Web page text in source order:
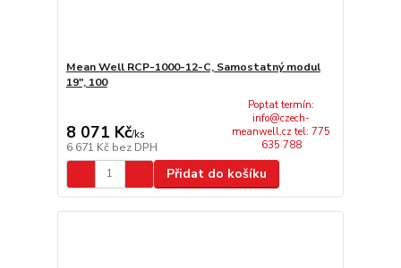
Mean Well RCP-1000-12-C, Samostatný modul
19", 100
8 071 Kč/ks
6 671 Kč bez DPH
Poptat termín:
info@czech-
meanwell.cz tel: 775
635 788
Přidat do košíku